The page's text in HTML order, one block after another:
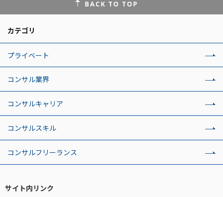
カテゴリ
プライベート
コンサル業界
コンサルキャリア
コンサルスキル
コンサルフリーランス
サイト内リンク